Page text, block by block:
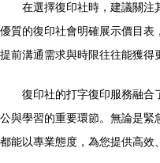
在選擇復印社時，建議關注
優質的復印社會明確展示價目表
提前溝通需求與時限往往能獲得
復印社的打字復印服務融合
公與學習的重要環節。無論是緊
都能以專業態度，為您提供高效